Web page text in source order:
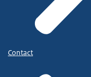
Contact